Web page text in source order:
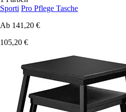
Sporti Pro Pflege Tasche
Ab 141,20 €
105,20 €